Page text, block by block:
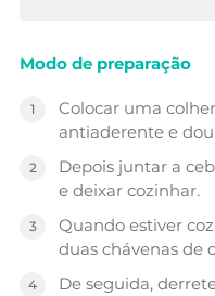
Modo de preparação
Colocar uma
antiaderente e
Depois juntar a
e deixar cozinhar.
Quando estiver
duas chávenas de
De seguida,